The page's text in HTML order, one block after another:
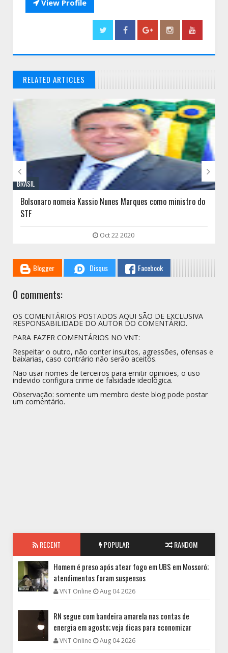
View Profile
RELATED ARTICLES
// THATS WHAT YOU MIGHT BE LOOKING FOR
BRASIL
Bolsonaro nomeia Kassio Nunes Marques como ministro do
STF
Oct 22 2020
 
Blogger Disqus Facebook
0 comments:
OS COMENTÁRIOS POSTADOS AQUI SÃO DE EXCLUSIVA
RESPONSABILIDADE DO AUTOR DO COMENTÁRIO.
PARA FAZER COMENTÁRIOS NO VNT:
Respeitar o outro, não conter insultos, agressões, ofensas e
baixarias, caso contrário não serão aceitos.
Não usar nomes de terceiros para emitir opiniões, o uso
indevido configura crime de falsidade ideológica.
Observação: somente um membro deste blog pode postar
um comentário.
RECENT POPULAR RANDOM
Homem é preso após atear fogo em UBS em Mossoró;
atendimentos foram suspensos
VNT Online Aug 04 2026
RN segue com bandeira amarela nas contas de
energia em agosto; veja dicas para economizar
VNT Online Aug 04 2026